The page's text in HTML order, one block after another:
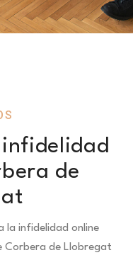
de
la infidelidad online
Corbera de Llobregat